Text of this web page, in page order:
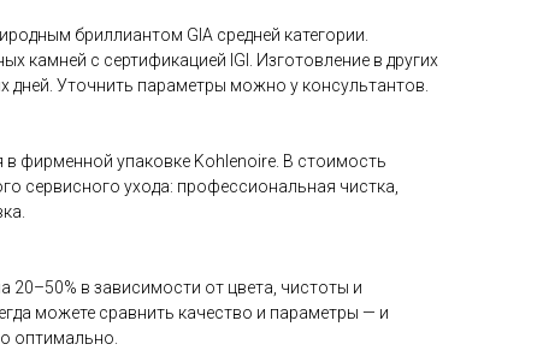
бриллиантом GIA средней категории.
камней с сертификацией IGI. Изготовление в других
дней. Уточнить параметры можно у консультантов.
фирменной упаковке Kohlenoire. В стоимость
сервисного ухода: профессиональная чистка,
20–50% в зависимости от цвета, чистоты и
можете сравнить качество и параметры — и
оптимально.